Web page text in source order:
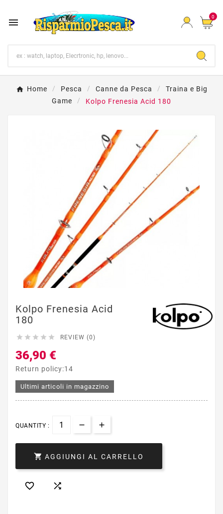
 0
Home Pesca Canne da Pesca
Traina e Big
Game
Kolpo Frenesia Acid 180
Kolpo Frenesia Acid
180
     REVIEW (0)
36,90 €
Return policy:14
Ultimi articoli in magazzino
QUANTITY :
 AGGIUNGI AL CARRELLO
 